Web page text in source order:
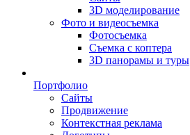
3D моделирование
Фото и видеосъемка
Фотосъемка
Съемка с коптера
3D панорамы и туры
Портфолио
Сайты
Продвижение
Контекстная реклама